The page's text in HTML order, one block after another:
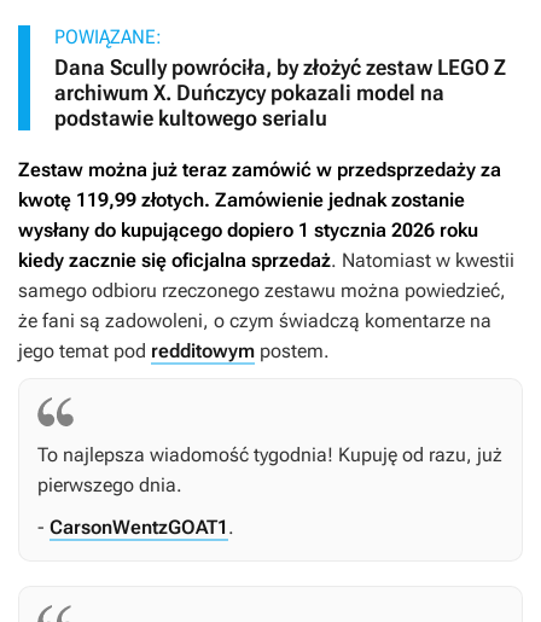
POWIĄZANE:
Dana Scully powróciła, by złożyć zestaw LEGO Z
archiwum X. Duńczycy pokazali model na
podstawie kultowego serialu
Zestaw można już teraz zamówić w przedsprzedaży za
kwotę 119,99 złotych. Zamówienie jednak zostanie
wysłany do kupującego dopiero 1 stycznia 2026 roku
kiedy zacznie się oficjalna sprzedaż. Natomiast w kwestii
samego odbioru rzeczonego zestawu można powiedzieć,
że fani są zadowoleni, o czym świadczą komentarze na
jego temat pod redditowym postem.
To najlepsza wiadomość tygodnia! Kupuję od razu, już
pierwszego dnia.
- CarsonWentzGOAT1 .